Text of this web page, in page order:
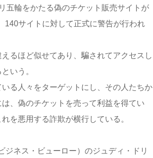
五輪をかたる偽のチケット販売サイトが
140サイトに対して正式に警告が行われ
るほど似せてあり、騙されてアクセスし
いう。
る人々をターゲットにし、その人たちか
、偽のチケットを売って利益を得てい
を悪用する詐欺が横行している。
ネス・ビューロー）のジュディ・ドリ